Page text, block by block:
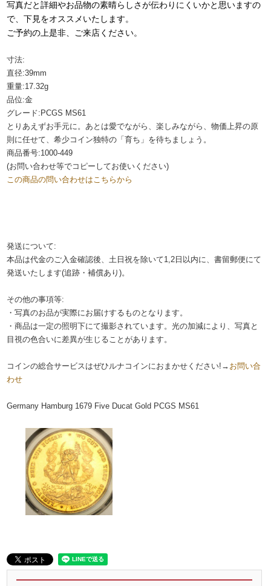
写真だと詳細やお品物の素晴らしさが伝わりにくいかと思いますの
で、下見をオススメいたします。
ご予約の上是非、ご来店ください。
寸法:
直径:39mm
重量:17.32g
品位:金
グレード:PCGS MS61
とりあえずお手元に。あとは愛でながら、楽しみながら、物価上昇の原
則に任せて、希少コイン独特の「育ち」を待ちましょう。
商品番号:1000-449
(お問い合わせ等でコピーしてお使いください)
この商品の問い合わせはこちらから
発送について:
本品は代金のご入金確認後、土日祝を除いて1,2日以内に、書留郵便にて
発送いたします(追跡・補償あり)。
その他の事項等:
・写真のお品が実際にお届けするものとなります。
・商品は一定の照明下にて撮影されています。光の加減により、写真と
目視の色合いに差異が生じることがあります。
コインの総合サービスはぜひルナコインにおまかせください!→ お問い合
わせ
Germany Hamburg 1679 Five Ducat Gold PCGS MS61